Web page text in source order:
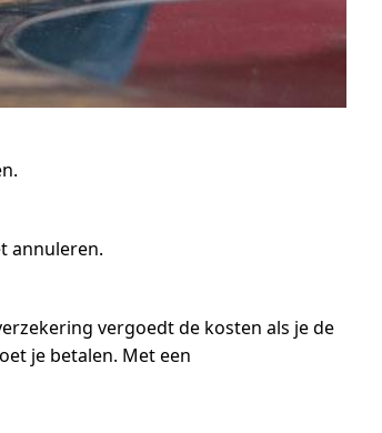
annuleren.
vergoedt de kosten als je de
je betalen. Met een